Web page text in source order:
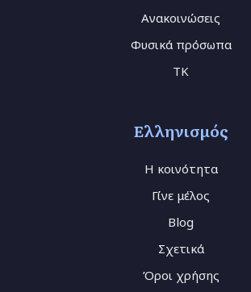
Ανακοινώσεις
Φυσικά πρόσωπα
TK
Ελληνισμός
Η κοινότητα
Γίνε μέλος
Blog
Σχετικά
Όροι χρήσης